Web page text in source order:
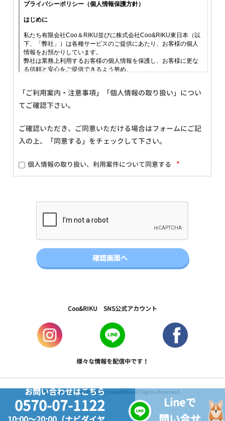
「ご利用案内・注意事項」「個人情報の取り扱い」につい
てご確認下さい。
ご確認いただき、ご同意いただける場合はフォームにご記
入の上、「同意する」をチェックして下さい。
個人情報の取り扱い、利用案件について同意する *
お問い合わせはこちら
0570-07-1122
Lineで
Coo&RIKU SNS公式アカウント
様々な情報を配信中です！
Copyright © 2017 PetShop Coo&RIKU All Rights Reserved.